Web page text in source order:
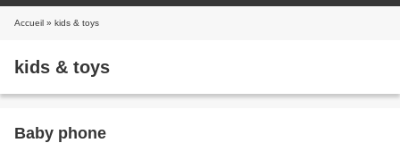
Accueil » kids & toys
kids & toys
Baby phone